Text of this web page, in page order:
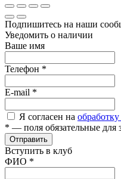
Подпишитесь на наши
Уведомить о наличии
Ваше имя
Телефон *
E-mail *
Я согласен на
* — поля обязательные для
Отправить
Вступить в клуб
ФИО *